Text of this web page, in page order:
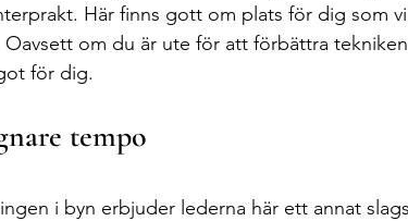
Här finns gott om plats för dig som
Oavsett om du är ute för att förbättra
för dig.
tempo
i byn erbjuder lederna här ett annat